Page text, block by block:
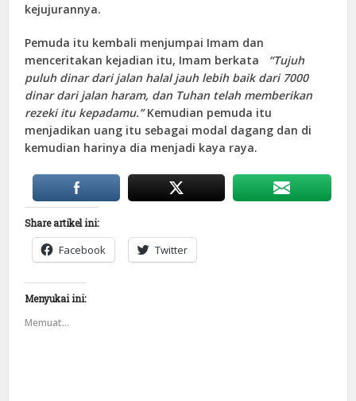
kejujurannya.
Pemuda itu kembali menjumpai Imam dan
menceritakan kejadian itu, Imam berkata “Tujuh
puluh dinar dari jalan halal jauh lebih baik dari 7000
dinar dari jalan haram, dan Tuhan telah memberikan
rezeki itu kepadamu.”Kemudian pemuda itu
menjadikan uang itu sebagai modal dagang dan di
kemudian harinya dia menjadi kaya raya.
Share artikel ini:
Facebook Twitter
Menyukai ini:
Memuat...